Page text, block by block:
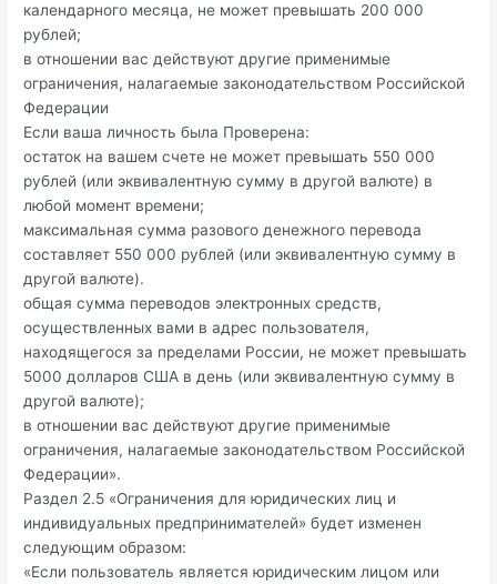
календарного месяца, не может превышать 200 000
рублей;
в отношении вас действуют другие применимые
ограничения, налагаемые законодательством Российской
Федерации
Если ваша личность была Проверена:
остаток на вашем счете не может превышать 550 000
рублей (или эквивалентную сумму в другой валюте) в
любой момент времени;
максимальная сумма разового денежного перевода
составляет 550 000 рублей (или эквивалентную сумму в
другой валюте).
общая сумма переводов электронных средств,
осуществленных вами в адрес пользователя,
находящегося за пределами России, не может превышать
5000 долларов США в день (или эквивалентную сумму в
другой валюте);
в отношении вас действуют другие применимые
ограничения, налагаемые законодательством Российской
Федерации».
Раздел 2.5 «Ограничения для юридических лиц и
индивидуальных предпринимателей» будет изменен
следующим образом:
«Если пользователь является юридическим лицом или